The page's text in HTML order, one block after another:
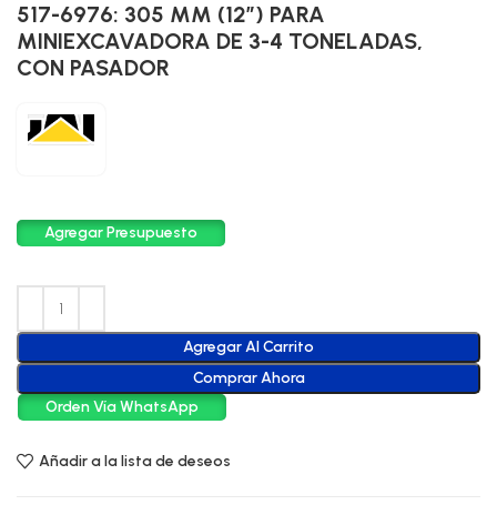
517-6976: 305 MM (12″) PARA
MINIEXCAVADORA DE 3-4 TONELADAS,
CON PASADOR
Agregar Presupuesto
Agregar Al Carrito
Comprar Ahora
Orden Vía WhatsApp
Añadir a la lista de deseos